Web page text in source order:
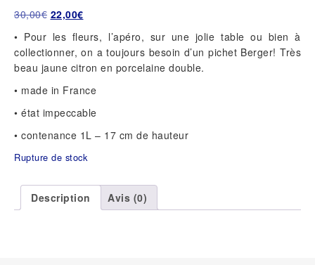
30,00€ Le
initial
était :
30,00€.
22,00€Le
actuel
est :
22,00€.
• Pour les fleurs, l’apéro, sur une jolie table ou bien à
collectionner, on a toujours besoin d’un pichet Berger! Très
beau jaune citron en porcelaine double.
• made in France
• état impeccable
• contenance 1L – 17 cm de hauteur
Rupture de stock
Description Avis (0)